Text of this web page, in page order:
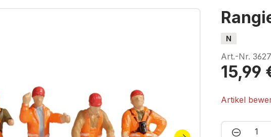
N
Art.-Nr.
15,99
Artikel